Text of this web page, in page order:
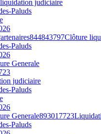
judiciaire
Paluds
844843797Clôture
Paluds
Generale
judiciaire
Paluds
Generale893017723
Paluds